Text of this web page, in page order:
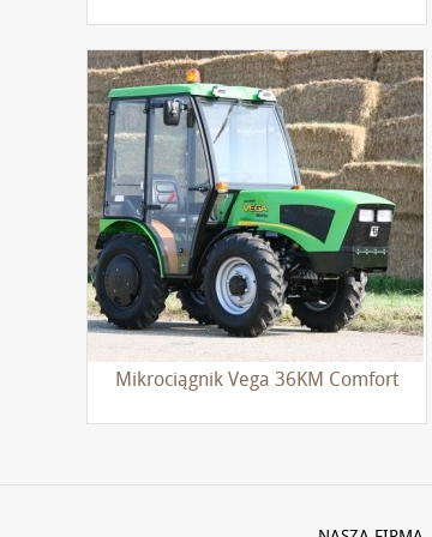
Mikrociągnik Vega 36KM Comfort